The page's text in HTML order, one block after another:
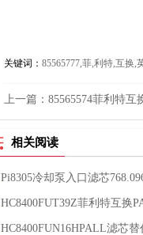
关键词： 85565777,菲,利特,互换,
上一篇： 85565574菲利特
相关阅读
Pi8305冷却泵入口滤芯
HC8400FUT39Z菲利特互换
HC8400FUN16HPALL滤芯